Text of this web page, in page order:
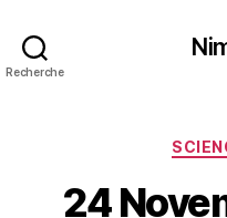
Recherche
24